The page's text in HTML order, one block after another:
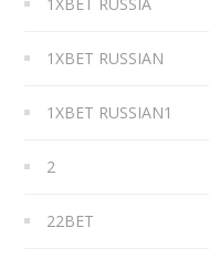
1XBET RUSSIAN
1XBET RUSSIAN1
2
22BET